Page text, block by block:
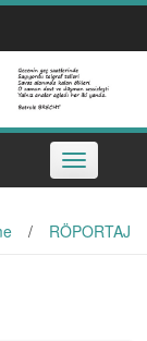
Toggle
navigation
/ RÖPORTAJ